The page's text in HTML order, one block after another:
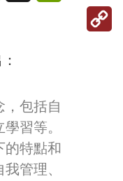
，包括自
習等。
的特點和
管理、